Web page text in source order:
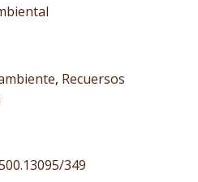
, Recuersos
349